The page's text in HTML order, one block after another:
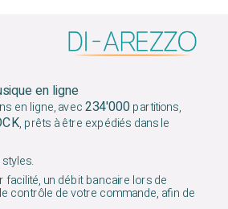
en ligne
en ligne, avec234'000partitions,
, prêts à être expédiés dans le
facilité, un débit bancaire lors de
contrôle de votre commande, afin de